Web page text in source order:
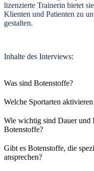
lizenzierte Trainerin bietet
Klienten und Patienten zu
gestalten.
Inhalte des Interviews:
Was sind Botenstoffe?
Welche Sportarten
Wie wichtig sind Dauer und
Botenstoffe?
Gibt es Botenstoffe, die
ansprechen?